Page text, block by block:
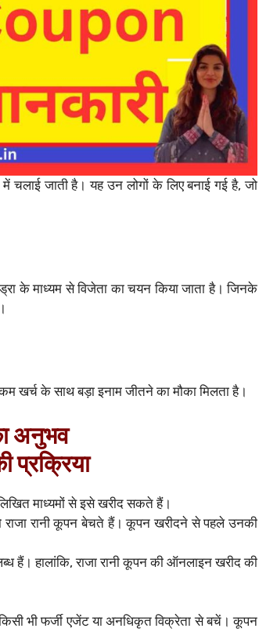
में चलाई जाती है। यह उन लोगों के लिए बनाई गई है, जो
के माध्यम से विजेता का चयन किया जाता है। जिनके
के साथ बड़ा इनाम जीतने का मौका मिलता है।
अनुभव
प्रक्रिया
माध्यमों से इसे खरीद सकते हैं।
रानी कूपन बेचते हैं। कूपन खरीदने से पहले उनकी
हालांकि, राजा रानी कूपन की ऑनलाइन खरीद की
भी फर्जी एजेंट या अनधिकृत विक्रेता से बचें। कूपन